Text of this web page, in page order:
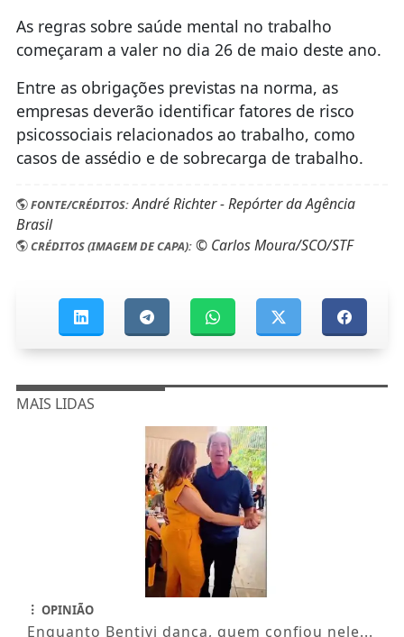
As regras sobre saúde mental no trabalho
começaram a valer no dia 26 de maio deste ano.
Entre as obrigações previstas na norma, as
empresas deverão identificar fatores de risco
psicossociais relacionados ao trabalho, como
casos de assédio e de sobrecarga de trabalho.
FONTE/CRÉDITOS:André Richter - Repórter da Agência
Brasil
CRÉDITOS (IMAGEM DE CAPA):© Carlos Moura/SCO/STF
MAIS LIDAS
OPINIÃO
Enquanto Bentivi dança, quem confiou nele...